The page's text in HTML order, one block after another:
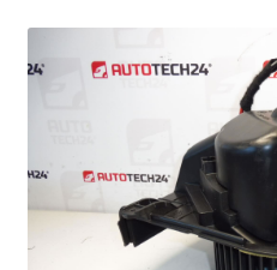
Kuljetus
Maailmanlaajuinen toimitus
Maksut
Meistä